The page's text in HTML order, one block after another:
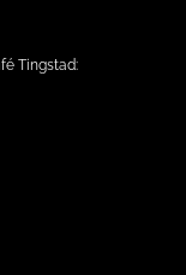
Tingstad: